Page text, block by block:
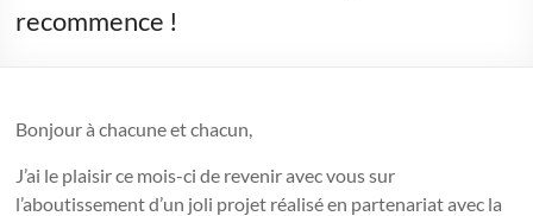
recommence !
Bonjour à chacune et chacun,
J’ai le plaisir ce mois-ci de revenir avec vous sur
l’aboutissement d’un joli projet réalisé en partenariat avec la